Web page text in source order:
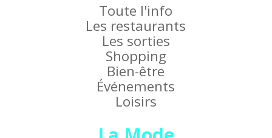
Toute l'info
Les restaurants
Les sorties
Shopping
Bien-être
Événements
Loisirs